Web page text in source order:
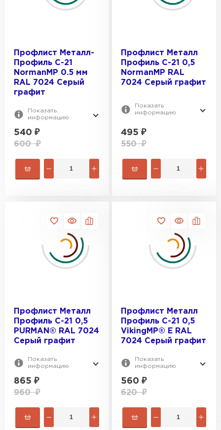
Профлист Металл-
Профиль С-21
NormanMP 0.5 мм
RAL 7024 Серый
графит
Показать
информацию
540 ₽
600₽
Профлист Металл
Профиль С-21 0,5
NormanMP RAL
7024 Серый графит
Показать
информацию
495 ₽
550₽
Профлист Металл
Профиль С-21 0,5
PURMAN® RAL 7024
Серый графит
Показать
информацию
865 ₽
960₽
Профлист Металл
Профиль С-21 0,5
VikingMP® E RAL
7024 Серый графит
Показать
информацию
560 ₽
620₽
Водосточная система